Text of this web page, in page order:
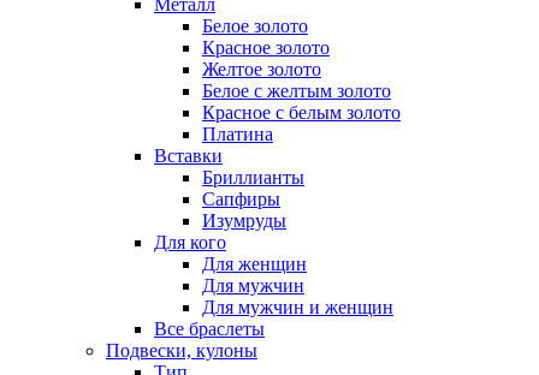
Металл
Белое золото
Красное золото
Желтое золото
Белое с желтым золото
Красное с белым золото
Платина
Вставки
Бриллианты
Сапфиры
Изумруды
Для кого
Для женщин
Для мужчин
Для мужчин и женщин
Все браслеты
Подвески, кулоны